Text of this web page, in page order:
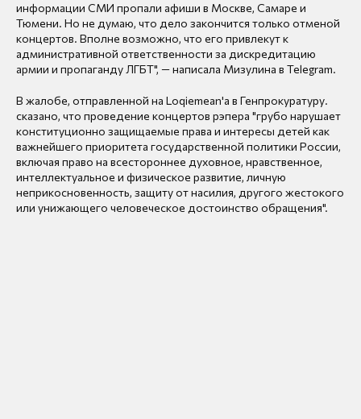
информации СМИ пропали афиши в Москве, Самаре и
Тюмени. Но не думаю, что дело закончится только отменой
концертов. Вполне возможно, что его привлекут к
административной ответственности за дискредитацию
армии и пропаганду ЛГБТ", — написала Мизулина в Telegram.
В жалобе, отправленной на Loqiemean'а в Генпрокуратуру.
сказано, что проведение концертов рэпера "грубо нарушает
конституционно защищаемые права и интересы детей как
важнейшего приоритета государственной политики России,
включая право на всестороннее духовное, нравственное,
интеллектуальное и физическое развитие, личную
неприкосновенность, защиту от насилия, другого жестокого
или унижающего человеческое достоинство обращения".